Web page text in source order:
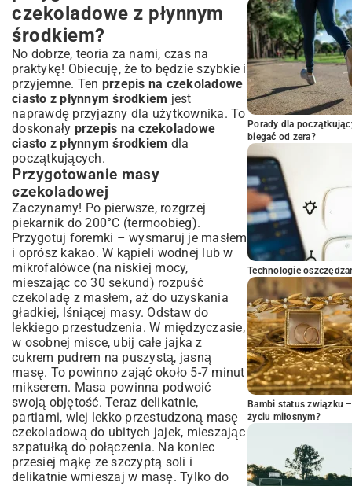
czekoladowe z płynnym
środkiem?
No dobrze, teoria za nami, czas na
praktykę! Obiecuję, że to będzie szybkie i
przyjemne. Ten przepis na czekoladowe
ciasto z płynnym środkiem jest
naprawdę przyjazny dla użytkownika. To
doskonały przepis na czekoladowe
ciasto z płynnym środkiem dla
początkujących.
Przygotowanie masy
czekoladowej
Zaczynamy! Po pierwsze, rozgrzej
piekarnik do 200°C (termoobieg).
Przygotuj foremki – wysmaruj je masłem
i oprósz kakao. W kąpieli wodnej lub w
mikrofalówce (na niskiej mocy,
mieszając co 30 sekund) rozpuść
czekoladę z masłem, aż do uzyskania
gładkiej, lśniącej masy. Odstaw do
lekkiego przestudzenia. W międzyczasie,
w osobnej misce, ubij całe jajka z
cukrem pudrem na puszystą, jasną
masę. To powinno zająć około 5-7 minut
mikserem. Masa powinna podwoić
swoją objętość. Teraz delikatnie,
partiami, wlej lekko przestudzoną masę
czekoladową do ubitych jajek, mieszając
szpatułką do połączenia. Na koniec
przesiej mąkę ze szczyptą soli i
delikatnie wmieszaj w masę. Tylko do
Porady dla
biegać od zera?
Technologie
Bambi status związku
życiu miłosnym?